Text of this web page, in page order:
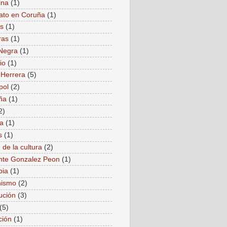
(1)
en Coruña (1)
(1)
(1)
(1)
(1)
(5)
(2)
(1)
(1)
(1)
de la cultura (2)
Gonzalez Peon (1)
(1)
(2)
(3)
(5)
(1)